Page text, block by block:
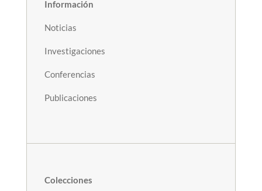
Información
Noticias
Investigaciones
Conferencias
Publicaciones
Colecciones